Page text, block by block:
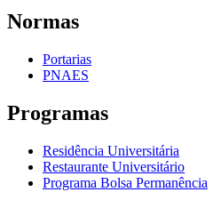
Normas
Portarias
PNAES
Programas
Residência Universitária
Restaurante Universitário
Programa Bolsa Permanência